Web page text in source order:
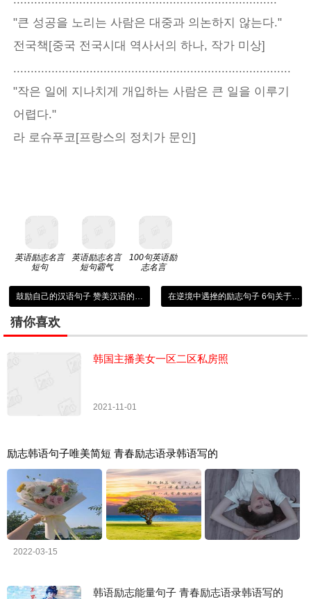
"큰 성공을 노리는 사람은 대중과 의논하지 않는다."
전국책[중국 전국시대 역사서의 하나, 작가 미상]
................................................................................
"작은 일에 지나치게 개입하는 사람은 큰 일을 이루기
어렵다."
라 로슈푸코[프랑스의 정치가 문인]
英语励志名言
短句
英语励志名言
短句霸气
100句英语励
志名言
鼓励自己的汉语句子 赞美汉语的句子 在逆境中遇挫的励志句子 6句关于逆境中成长的励志名人名言
猜你喜欢
韩国主播美女一区二区私房照
2021-11-01
励志韩语句子唯美简短 青春励志语录韩语写的
2022-03-15
韩语励志能量句子 青春励志语录韩语写的